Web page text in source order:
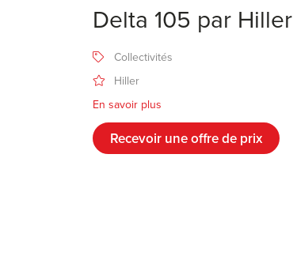
Delta 105 par Hiller
Collectivités
Hiller
En savoir plus
Recevoir une offre de prix